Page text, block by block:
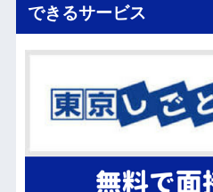
できるサービス